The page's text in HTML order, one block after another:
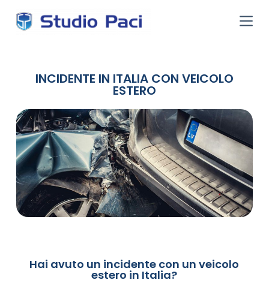
n
u
INCIDENTE IN ITALIA CON VEICOLO
ESTERO
Hai avuto un incidente con un veicolo
estero in Italia?